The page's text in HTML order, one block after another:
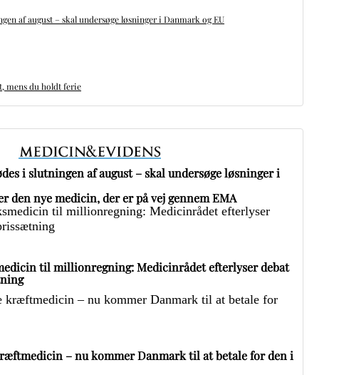
af august – skal undersøge løsninger i Danmark og EU
mens du holdt ferie
i slutningen af august – skal undersøge løsninger i
den nye medicin, der er på vej gennem EMA
til millionregning: Medicinrådet efterlyser debat
– nu kommer Danmark til at betale for den i